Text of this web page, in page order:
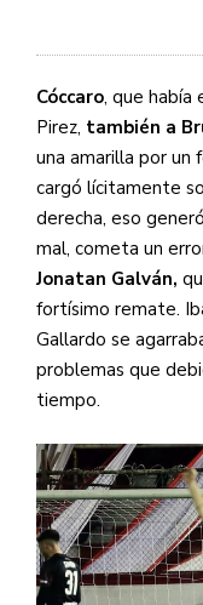
Cóccaro, que había
Pirez, también a
una amarilla por un
cargó lícitamente
derecha, eso
mal, cometa un
Jonatan Galván,
fortísimo remate.
Gallardo se
problemas que
tiempo.